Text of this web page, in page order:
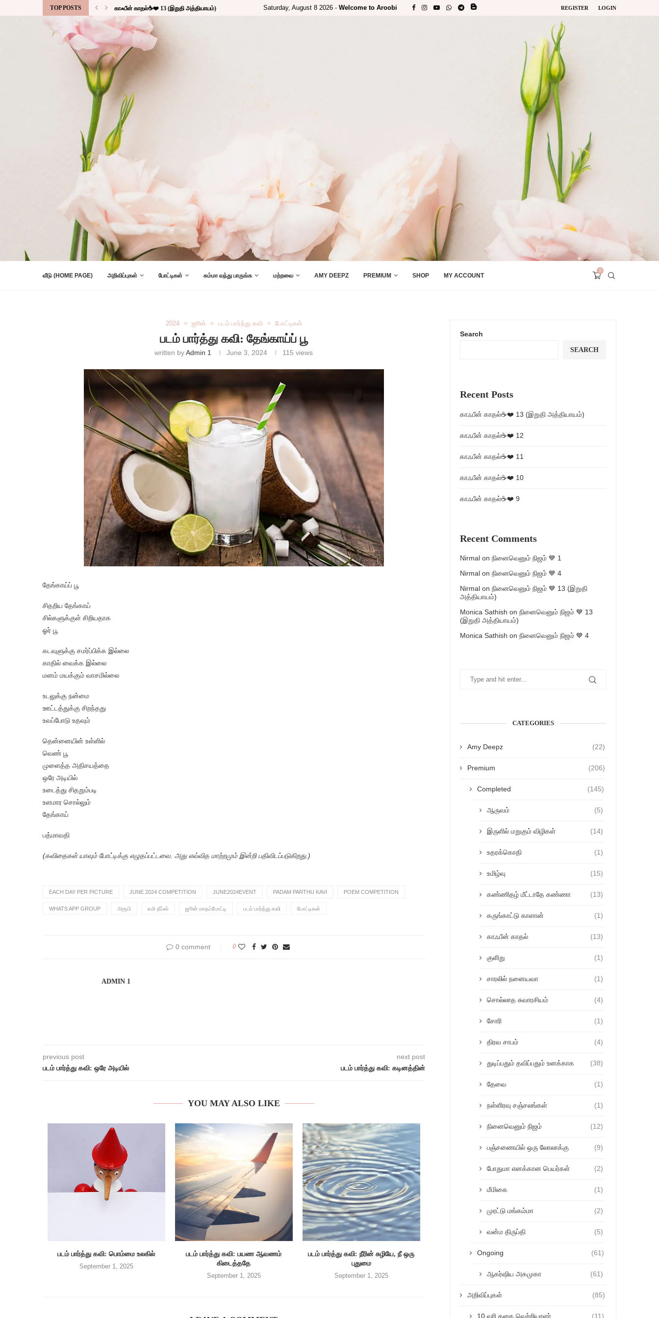
TOP POSTS காஃபீன் காதல்☕❤️ 13 (இறுதி அத்தியாயம்) Saturday, August 8 2026 - Welcome to Aroobi REGISTER LOGIN
வீடு (HOME PAGE) அறிவிப்புகள் போட்டிகள் சும்மா வந்து பாருங்க மற்றவை AMY DEEPZ PREMIUM SHOP MY ACCOUNT
0
2024 ஜூன் படம் பார்த்து கவி போட்டிகள்
படம் பார்த்து கவி: தேங்காய்ப் பூ
written byAdmin 1 June 3, 2024 115 views
தேங்காய்ப் பூ
சிதறிய தேங்காய்
சில்களுக்குள் சிறியதாக
ஓர் பூ
கடவுளுக்கு சமர்ப்பிக்க இல்லை
காதில் வைக்க இல்லை
மனம் மயக்கும் வாசமில்லை
உடலுக்கு நன்மை
ஊட்டத்துக்கு சிறந்தது
உவப்போடு உதவும்
தென்னையின் உள்ளில்
வெண் பூ
முளைத்த அதிசயத்தை
ஒரே அடியில்
உடைத்து சிதறும்படி
உளமார சொல்லும்
தேங்காய்
பத்மாவதி
(கவிதைகள் யாவும் போட்டிக்கு எழுதப்பட்டவை. அது எவ்வித மாற்றமும் இன்றி பதிவிடப்படுகிறது.)
EACH DAY PER PICTURE JUNE 2024 COMPETITION JUNE2024EVENT PADAM PARTHU KAVI POEM COMPETITION
WHATS APP GROUP அரூபி எமி தீப்ஸ் ஜூன் மாதப்போட்டி படம் பார்த்து கவி போட்டிகள்
0 comment 0
ADMIN 1
previous post
படம் பார்த்து கவி: ஒரே அடியில்
next post
படம் பார்த்து கவி: கடினத்தின்
YOU MAY ALSO LIKE
படம் பார்த்து கவி: பொம்மை உலகில்
September 1, 2025
படம் பார்த்து கவி: பயண ஆவணம்
கிடைத்ததே
September 1, 2025
படம் பார்த்து கவி: நீரின் சுழியே, நீ ஒரு
புதுமை
September 1, 2025
Search
SEARCH
Recent Posts
காஃபீன் காதல்☕❤️ 13 (இறுதி அத்தியாயம்)
காஃபீன் காதல்☕❤️ 12
காஃபீன் காதல்☕❤️ 11
காஃபீன் காதல்☕❤️ 10
காஃபீன் காதல்☕❤️ 9
Recent Comments
Nirmal on நினைவெனும் நிஜம் 💙 1
Nirmal on நினைவெனும் நிஜம் 💙 4
Nirmal on நினைவெனும் நிஜம் 💙 13 (இறுதி
அத்தியாயம்)
Monica Sathish on நினைவெனும் நிஜம் 💙 13
(இறுதி அத்தியாயம்)
Monica Sathish on நினைவெனும் நிஜம் 💙 4
CATEGORIES
Amy Deepz (22)
Premium (206)
Completed (145)
ஆருவம் (5)
இருளில் மறுகும் விழிகள் (14)
உதரக்கொதி (1)
உமிழ்வு (15)
கண்ணிதழ் மீட்டாதே கண்ணா (13)
கருங்காட்டு காளான் (1)
காஃபீன் காதல் (13)
குளிறு (1)
சாரலில் நனையவா (1)
சொல்லாத சுவாரசியம் (4)
சோரி (1)
திரவ சாபம் (4)
துடிப்பதும் தவிப்பதும் உனக்காக (38)
தேவை (1)
நள்ளிரவு சஞ்சலங்கள் (1)
நினைவெனும் நிஜம் (12)
பஞ்சணையில் ஒரு லோலாக்கு (9)
போதுமா எனக்கான பெயர்கள் (2)
மீமிகை (1)
முரட்டு மங்கம்மா (2)
வன்ம திருப்தி (5)
Ongoing (61)
ஆகர்ஷிய அகமுகா (61)
அறிவிப்புகள் (85)
10 வரி கதை வெற்றியாளர் (11)